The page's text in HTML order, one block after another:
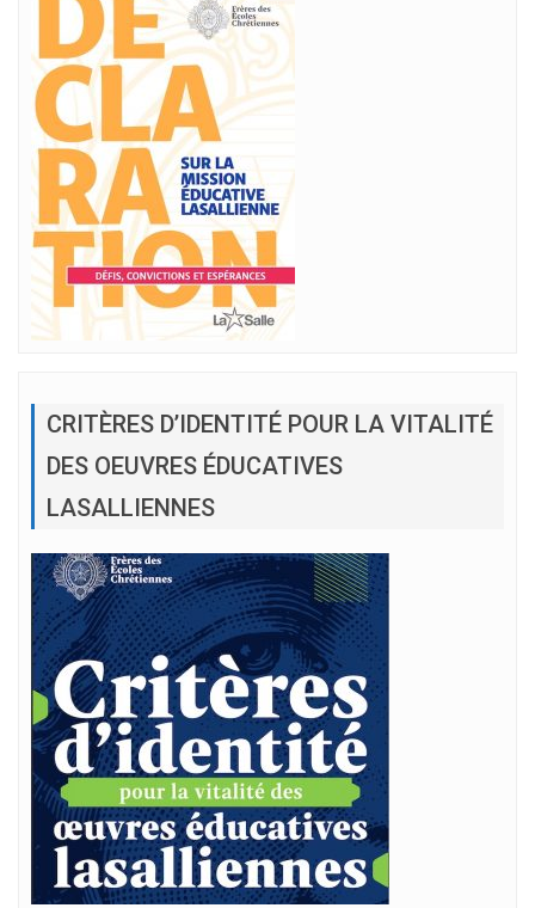
CRITÈRES D’IDENTITÉ POUR LA VITALITÉ
DES OEUVRES ÉDUCATIVES
LASALLIENNES